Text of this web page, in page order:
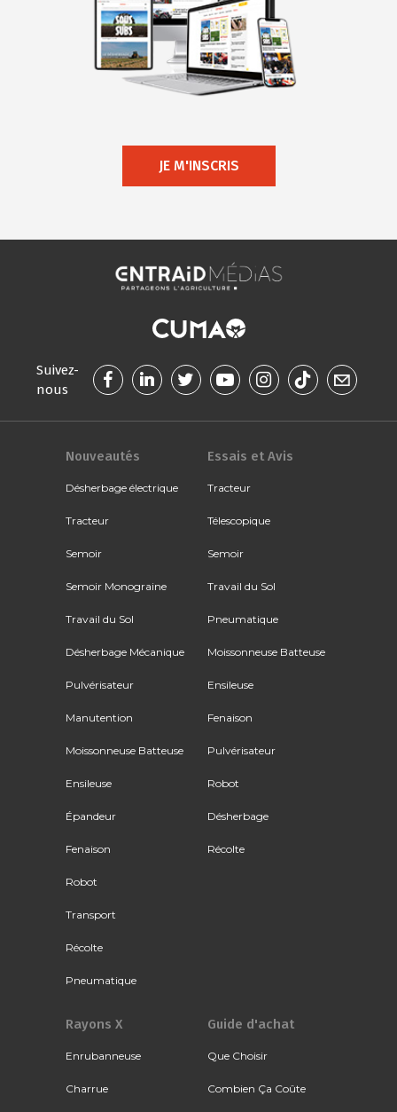
JE M'INSCRIS
Suivez-
nous
Nouveautés
Désherbage électrique
Tracteur
Semoir
Semoir Monograine
Travail du Sol
Désherbage Mécanique
Pulvérisateur
Manutention
Moissonneuse Batteuse
Ensileuse
Épandeur
Fenaison
Robot
Transport
Récolte
Pneumatique
Essais et Avis
Tracteur
Télescopique
Semoir
Travail du Sol
Pneumatique
Moissonneuse Batteuse
Ensileuse
Fenaison
Pulvérisateur
Robot
Désherbage
Récolte
Rayons X
Enrubanneuse
Charrue
Guide d'achat
Que Choisir
Combien Ça Coûte